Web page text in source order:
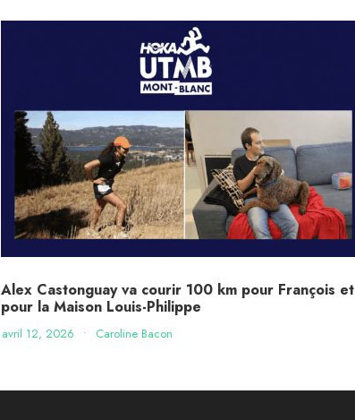
Alex Castonguay va courir 100 km pour François et
pour la Maison Louis-Philippe
avril 12, 2026 • Caroline Bacon